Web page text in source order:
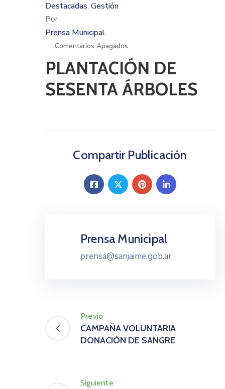
Destacadas‚ Gestión
Por
Prensa Municipal
Comentarios Apagados
PLANTACIÓN DE
SESENTA ÁRBOLES
Compartir Publicación
Prensa Municipal
prensa@sanjaime.gob.ar
Previo
CAMPAÑA VOLUNTARIA
DONACIÓN DE SANGRE
Siguiente